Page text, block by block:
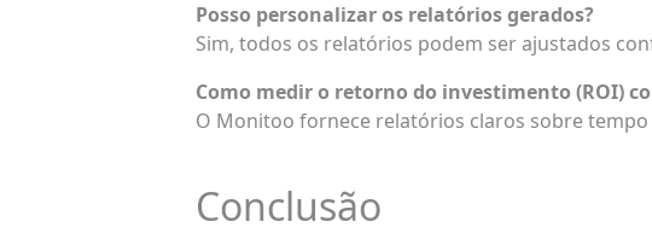
Posso personalizar os relatórios gerados?
Sim, todos os relatórios podem ser ajustados
Como medir o retorno do investimento (ROI)
O Monitoo fornece relatórios claros sobre
Conclusão